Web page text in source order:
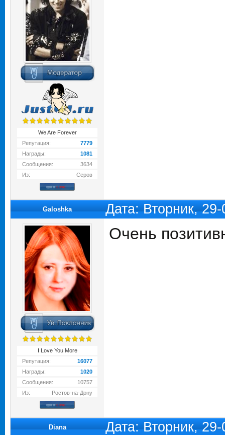
We Are Forever
Репутация:
7779
Награды:
1081
Сообщения:
3634
Из:
Серов
Galoshka Дата: Вторник,
I Love You More
Репутация:
16077
Награды:
1020
Сообщения:
10757
Из:
Ростов-на-Дону
Очень
Diana Дата: Вторник,